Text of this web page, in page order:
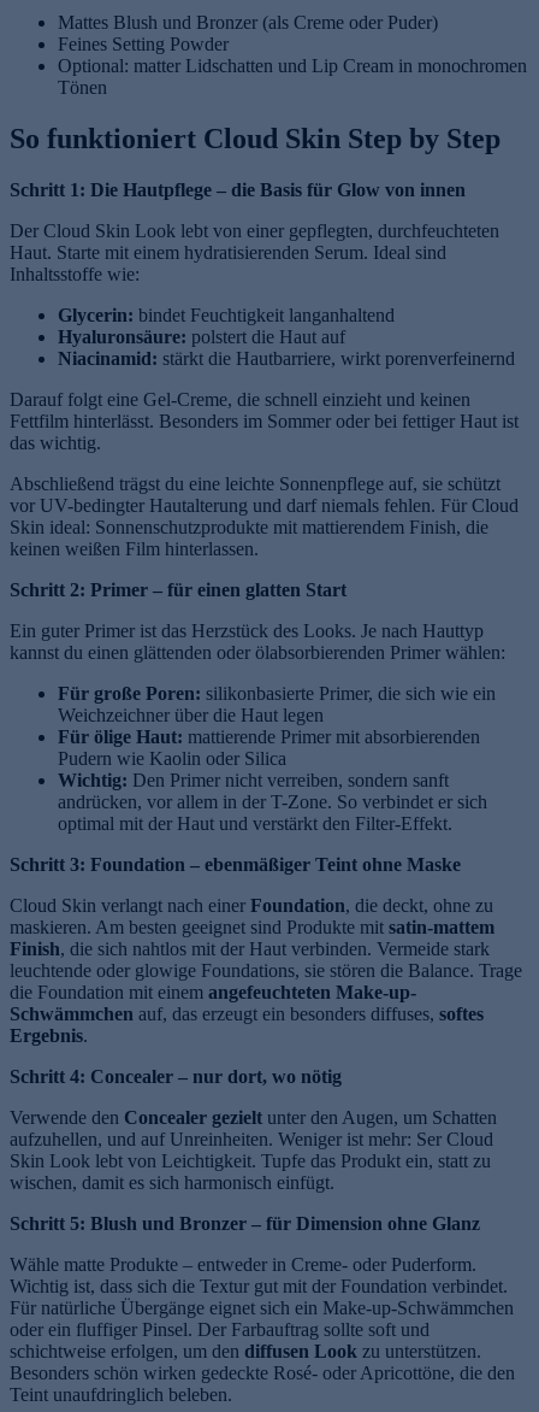
Mattes Blush und Bronzer (als Creme oder Puder)
Feines Setting Powder
Optional: matter Lidschatten und Lip Cream in monochromen
Tönen
So funktioniert Cloud Skin Step by Step
Schritt 1: Die Hautpflege – die Basis für Glow von innen
Der Cloud Skin Look lebt von einer gepflegten, durchfeuchteten
Haut. Starte mit einem hydratisierenden Serum. Ideal sind
Inhaltsstoffe wie:
Glycerin: bindet Feuchtigkeit langanhaltend
Hyaluronsäure: polstert die Haut auf
Niacinamid: stärkt die Hautbarriere, wirkt porenverfeinernd
Darauf folgt eine Gel-Creme, die schnell einzieht und keinen
Fettfilm hinterlässt. Besonders im Sommer oder bei fettiger Haut ist
das wichtig.
Abschließend trägst du eine leichte Sonnenpflege auf, sie schützt
vor UV-bedingter Hautalterung und darf niemals fehlen. Für Cloud
Skin ideal: Sonnenschutzprodukte mit mattierendem Finish, die
keinen weißen Film hinterlassen.
Schritt 2: Primer – für einen glatten Start
Ein guter Primer ist das Herzstück des Looks. Je nach Hauttyp
kannst du einen glättenden oder ölabsorbierenden Primer wählen:
Für große Poren: silikonbasierte Primer, die sich wie ein
Weichzeichner über die Haut legen
Für ölige Haut: mattierende Primer mit absorbierenden
Pudern wie Kaolin oder Silica
Wichtig: Den Primer nicht verreiben, sondern sanft
andrücken, vor allem in der T-Zone. So verbindet er sich
optimal mit der Haut und verstärkt den Filter-Effekt.
Schritt 3: Foundation – ebenmäßiger Teint ohne Maske
Cloud Skin verlangt nach einer Foundation, die deckt, ohne zu
maskieren. Am besten geeignet sind Produkte mit satin-mattem
Finish, die sich nahtlos mit der Haut verbinden. Vermeide stark
leuchtende oder glowige Foundations, sie stören die Balance. Trage
die Foundation mit einem angefeuchteten Make-up-
Schwämmchen auf, das erzeugt ein besonders diffuses, softes
Ergebnis.
Schritt 4: Concealer – nur dort, wo nötig
Verwende den Concealer gezielt unter den Augen, um Schatten
aufzuhellen, und auf Unreinheiten. Weniger ist mehr: Ser Cloud
Skin Look lebt von Leichtigkeit. Tupfe das Produkt ein, statt zu
wischen, damit es sich harmonisch einfügt.
Schritt 5: Blush und Bronzer – für Dimension ohne Glanz
Wähle matte Produkte – entweder in Creme- oder Puderform.
Wichtig ist, dass sich die Textur gut mit der Foundation verbindet.
Für natürliche Übergänge eignet sich ein Make-up-Schwämmchen
oder ein fluffiger Pinsel. Der Farbauftrag sollte soft und
schichtweise erfolgen, um den diffusen Look zu unterstützen.
Besonders schön wirken gedeckte Rosé- oder Apricottöne, die den
Teint unaufdringlich beleben.